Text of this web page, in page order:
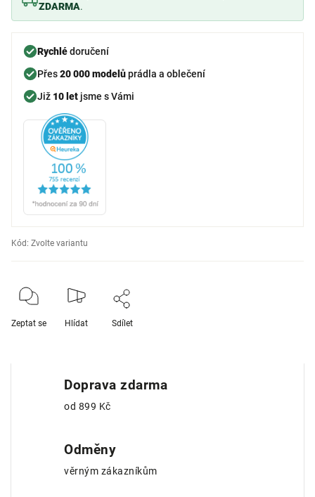
ZDARMA.
Rychlédoručení
Přes20 000 modelůprádla a oblečení
Již 10 let jsme s Vámi
Kód: Zvolte variantu
Zeptat se Hlídat Sdílet
Doprava zdarma
od 899 Kč
Odměny
věrným zákazníkům